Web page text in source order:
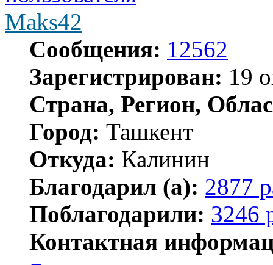
Maks42
Сообщения: 12562
Зарегистрирован: 19
Страна, Регион,
Город: Ташкент
Откуда: Калинин
Благодарил (а): 2877
Поблагодарили: 3246
Контактная